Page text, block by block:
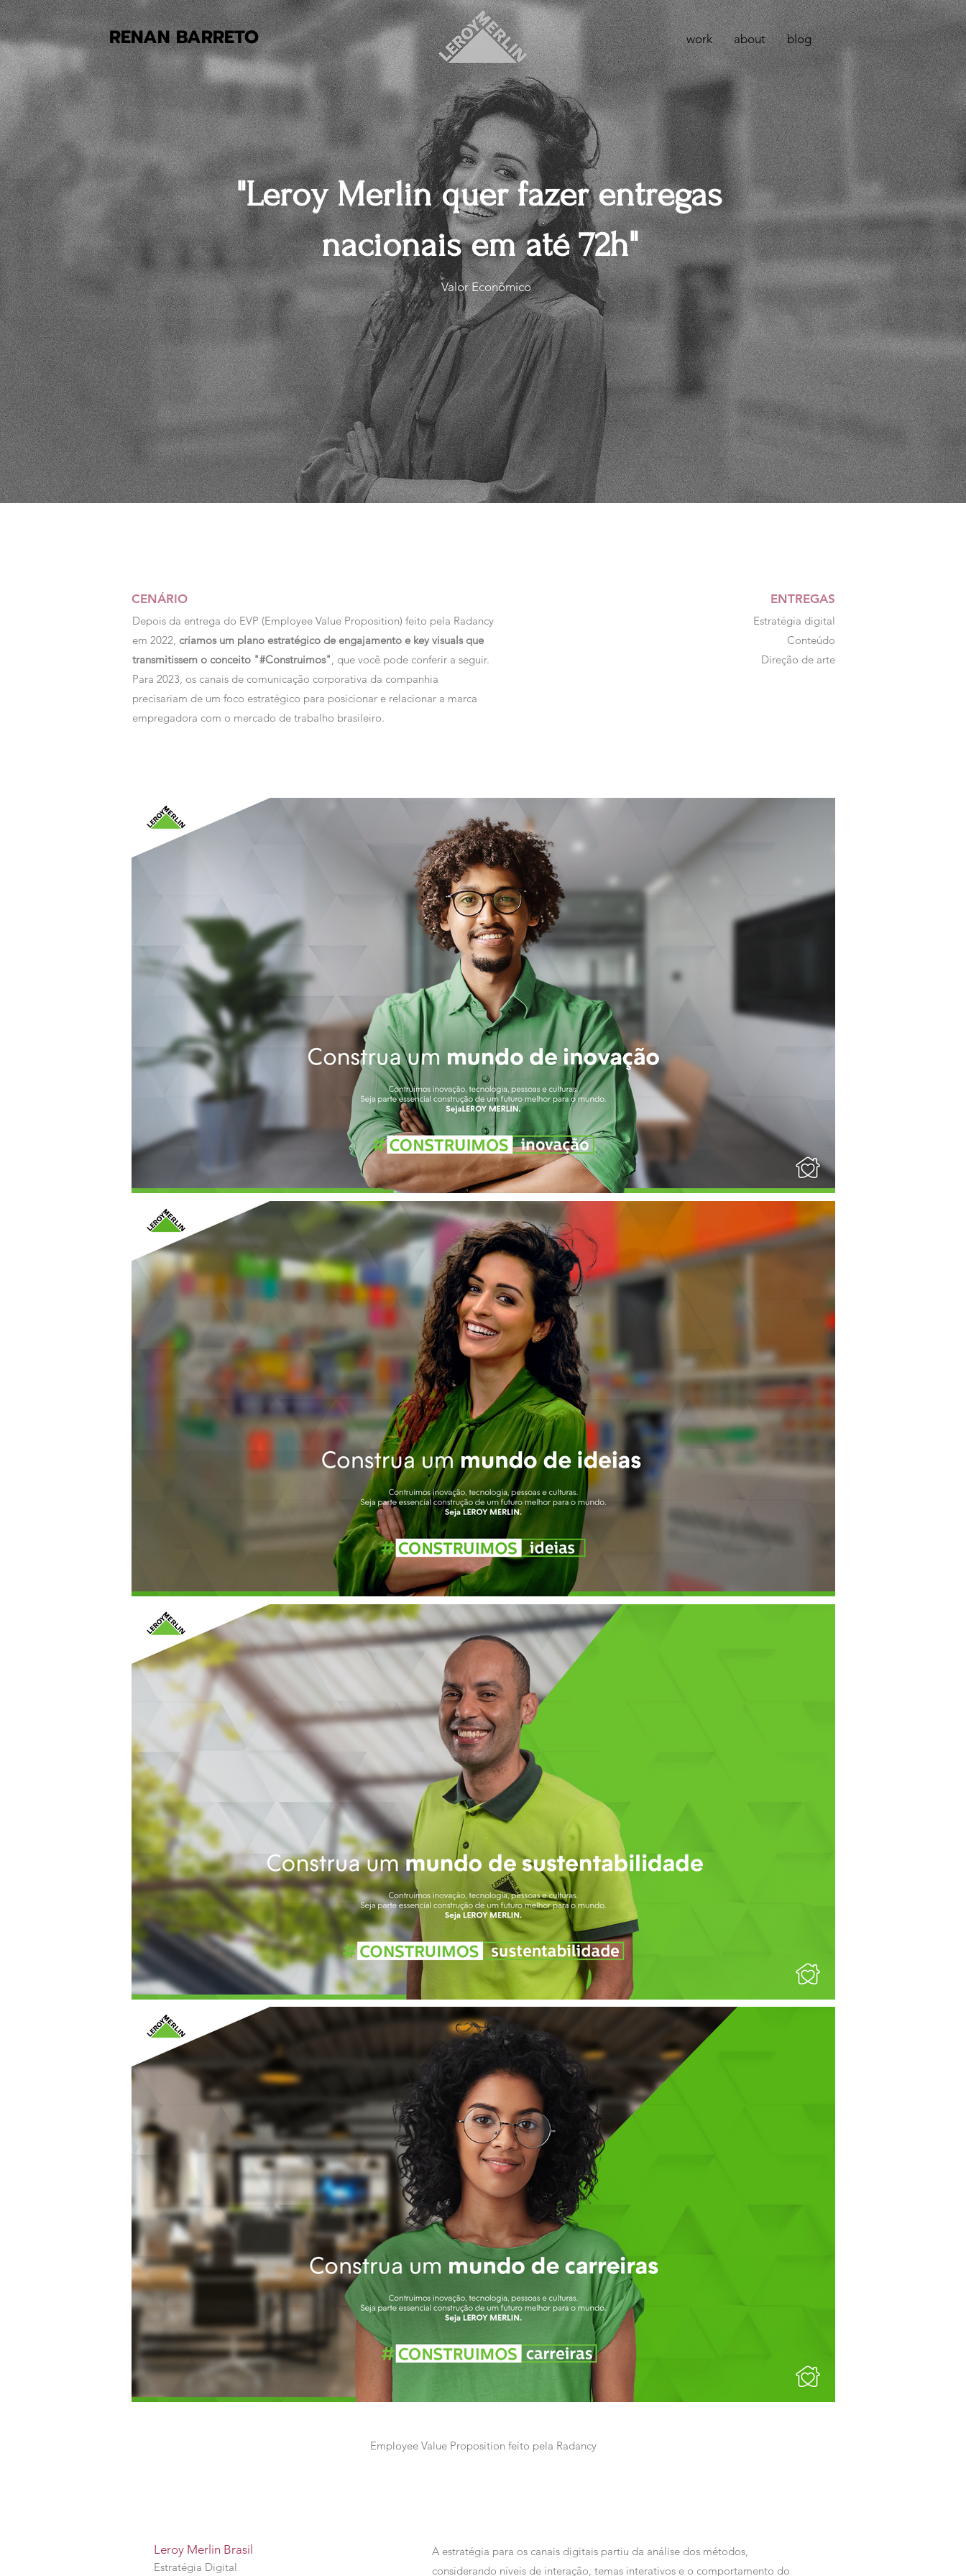
RENAN BARRETO work about blog
"Leroy Merlin quer fazer entregas
nacionais em até 72h"
Valor Econômico
CENÁRIO
Depois da entrega do EVP (Employee Value Proposition) feito pela Radancy
em 2022, criamos um plano estratégico de engajamento e key visuals que
transmitissem o conceito "#Construimos", que você pode conferir a seguir.
Para 2023, os canais de comunicação corporativa da companhia
precisariam de um foco estratégico para posicionar e relacionar a marca
empregadora com o mercado de trabalho brasileiro.
ENTREGAS
Estratégia digital
Conteúdo
Direção de arte
Employee Value Proposition feito pela Radancy
Leroy Merlin Brasil
Estratégia Digital
A estratégia para os canais digitais partiu da análise dos métodos,
considerando níveis de interação, temas interativos e o comportamento do